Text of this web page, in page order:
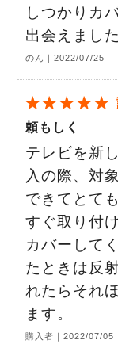
しつかりカ
出会えました
のん｜2022/07/25
頼もしく
テレビを新
入の際、対
できてとて
すぐ取り付
カバーして
たときは反
れたらそれ
ます。
購入者｜2022/07/05